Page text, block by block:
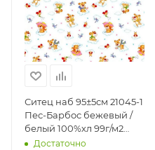
Ситец наб 95±5см 21045-1
Пес-Барбос бежевый /
белый 100%хл 99г/м2
ГОСТ РОССИЯ 180=
Достаточно